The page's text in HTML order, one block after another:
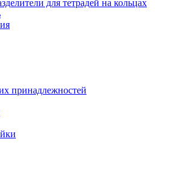
для тетрадей на кольцах
принадлежностей